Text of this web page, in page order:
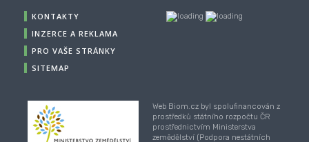
KONTAKTY
INZERCE A REKLAMA
PRO VAŠE STRÁNKY
SITEMAP
Web Biom.cz byl spolufinancován z
prostředků státního rozpočtu ČR
prostřednictvím Ministerstva
zemědělství (Podpora nestátních